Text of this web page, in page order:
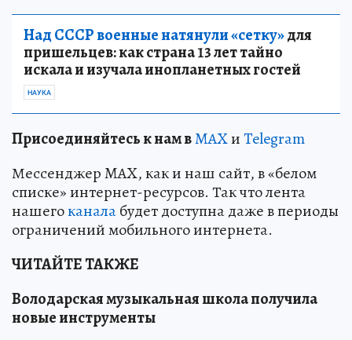
Над СССР военные натянули «сетку»для
пришельцев: как страна 13 лет тайно
искала и изучала инопланетных гостей
НАУКА
Присоединяйтесь к нам вMAXиTelegram
Мессенджер MAX, как и наш сайт, в «белом
списке» интернет-ресурсов. Так что лента
нашегоканалабудет доступна даже в периоды
ограничений мобильного интернета.
ЧИТАЙТЕ ТАКЖЕ
Володарская музыкальная школа получила
новые инструменты